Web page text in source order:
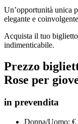
Un’opportunità unica
elegante e
Acquista il tuo
indimenticabile.
Prezzo
Rose per
in prevendita
Donna/Uomo: €